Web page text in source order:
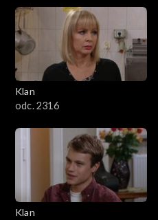
Klan
odc. 2316
Klan